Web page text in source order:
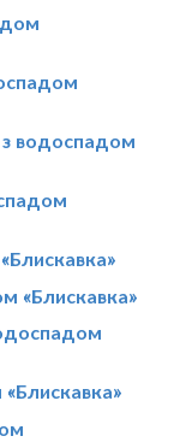
водоспадом
«Блискавка»